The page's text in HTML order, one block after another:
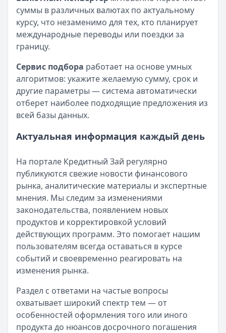
суммы в различных валютах по актуальному
курсу, что незаменимо для тех, кто планирует
международные переводы или поездки за
границу.
Сервис подбора работает на основе умных
алгоритмов: укажите желаемую сумму, срок и
другие параметры — система автоматически
отберет наиболее подходящие предложения из
всей базы данных.
Актуальная информация каждый день
На портале Кредитный Зай регулярно
публикуются свежие новости финансового
рынка, аналитические материалы и экспертные
мнения. Мы следим за изменениями
законодательства, появлением новых
продуктов и корректировкой условий
действующих программ. Это помогает нашим
пользователям всегда оставаться в курсе
событий и своевременно реагировать на
изменения рынка.
Раздел с ответами на частые вопросы
охватывает широкий спектр тем — от
особенностей оформления того или иного
продукта до нюансов досрочного погашения